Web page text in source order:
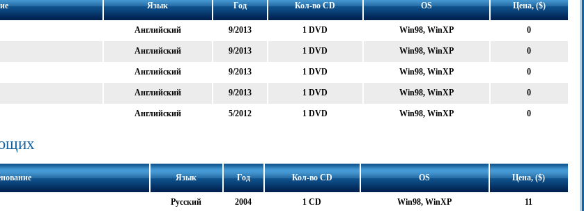
Язык Год Кол-во CD OS Цена, ($)
Английский 9/2013 1 DVD Win98, WinXP 0
Английский 9/2013 1 DVD Win98, WinXP 0
Английский 9/2013 1 DVD Win98, WinXP 0
Английский 9/2013 1 DVD Win98, WinXP 0
Английский 5/2012 1 DVD Win98, WinXP 0
Язык Год Кол-во CD OS Цена, ($)
Русский 2004 1 CD Win98, WinXP 11